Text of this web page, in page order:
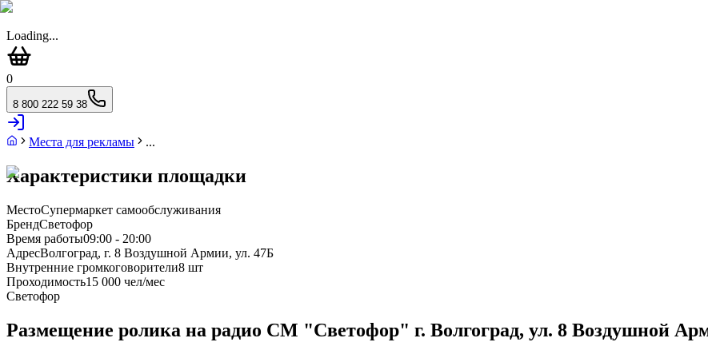
Loading...
0
8 800 222 59 38
Места для рекламы ...
Характеристики площадки
МестоСупермаркет самообслуживания
БрендСветофор
Время работы09:00 - 20:00
АдресВолгоград, г. 8 Воздушной Армии, ул. 47Б
Внутренние громкоговорители8 шт
Проходимость15 000 чел/мес
Светофор
Размещение ролика на радио СМ "Светофор" г. Волгоград, ул. 8 Воздушной